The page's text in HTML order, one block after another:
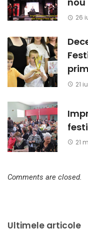
26
21
21
Comments are closed.
Ultimele articole